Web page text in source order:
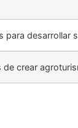
para
de crear